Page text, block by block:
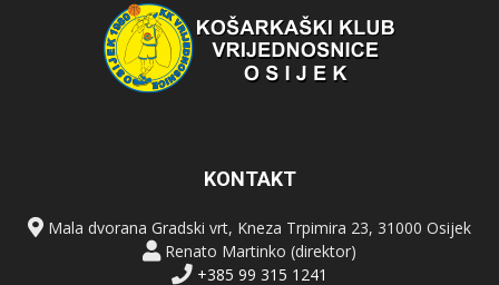
KONTAKT
Mala dvorana Gradski vrt, Kneza Trpimira 23, 31000 Osijek
Renato Martinko (direktor)
+385 99 315 1241